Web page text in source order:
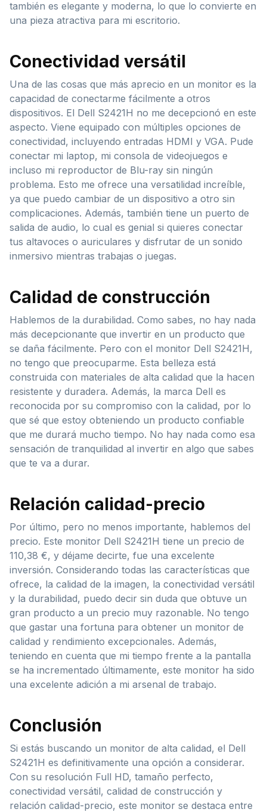
también es elegante y moderna, lo que lo convierte en
una pieza atractiva para mi escritorio.
Conectividad versátil
Una de las cosas que más aprecio en un monitor es la
capacidad de conectarme fácilmente a otros
dispositivos. El Dell S2421H no me decepcionó en este
aspecto. Viene equipado con múltiples opciones de
conectividad, incluyendo entradas HDMI y VGA. Pude
conectar mi laptop, mi consola de videojuegos e
incluso mi reproductor de Blu-ray sin ningún
problema. Esto me ofrece una versatilidad increíble,
ya que puedo cambiar de un dispositivo a otro sin
complicaciones. Además, también tiene un puerto de
salida de audio, lo cual es genial si quieres conectar
tus altavoces o auriculares y disfrutar de un sonido
inmersivo mientras trabajas o juegas.
Calidad de construcción
Hablemos de la durabilidad. Como sabes, no hay nada
más decepcionante que invertir en un producto que
se daña fácilmente. Pero con el monitor Dell S2421H,
no tengo que preocuparme. Esta belleza está
construida con materiales de alta calidad que la hacen
resistente y duradera. Además, la marca Dell es
reconocida por su compromiso con la calidad, por lo
que sé que estoy obteniendo un producto confiable
que me durará mucho tiempo. No hay nada como esa
sensación de tranquilidad al invertir en algo que sabes
que te va a durar.
Relación calidad-precio
Por último, pero no menos importante, hablemos del
precio. Este monitor Dell S2421H tiene un precio de
110,38 €, y déjame decirte, fue una excelente
inversión. Considerando todas las características que
ofrece, la calidad de la imagen, la conectividad versátil
y la durabilidad, puedo decir sin duda que obtuve un
gran producto a un precio muy razonable. No tengo
que gastar una fortuna para obtener un monitor de
calidad y rendimiento excepcionales. Además,
teniendo en cuenta que mi tiempo frente a la pantalla
se ha incrementado últimamente, este monitor ha sido
una excelente adición a mi arsenal de trabajo.
Conclusión
Si estás buscando un monitor de alta calidad, el Dell
S2421H es definitivamente una opción a considerar.
Con su resolución Full HD, tamaño perfecto,
conectividad versátil, calidad de construcción y
relación calidad-precio, este monitor se destaca entre